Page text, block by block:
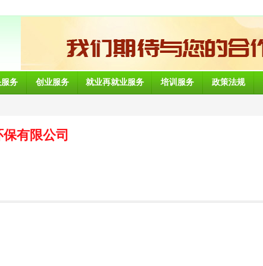
务 创业服务 就业再就业服务 培训服务 政策法规
有限公司